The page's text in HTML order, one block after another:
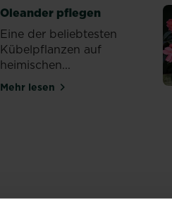
Oleander pflegen
Eine der beliebtesten
Kübelpflanzen auf
heimischen...
Mehr lesenüber Oleander pflegen